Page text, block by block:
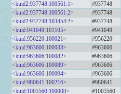
<kuid2:937748:100561:1>
#937748
<kuid2:937748:100561:2>
#937748
<kuid2:937748:103454:2>
#937748
<kuid:941049:101105>
#941049
<kuid:956220:100021>
#956220
<kuid:963606:100033>
#963606
<kuid:963606:100082>
#963606
<kuid:963606:100089>
#963606
<kuid:963606:100094>
#963606
<kuid:980641:100216>
#980641
<kuid:1003560:100008>
#1003560